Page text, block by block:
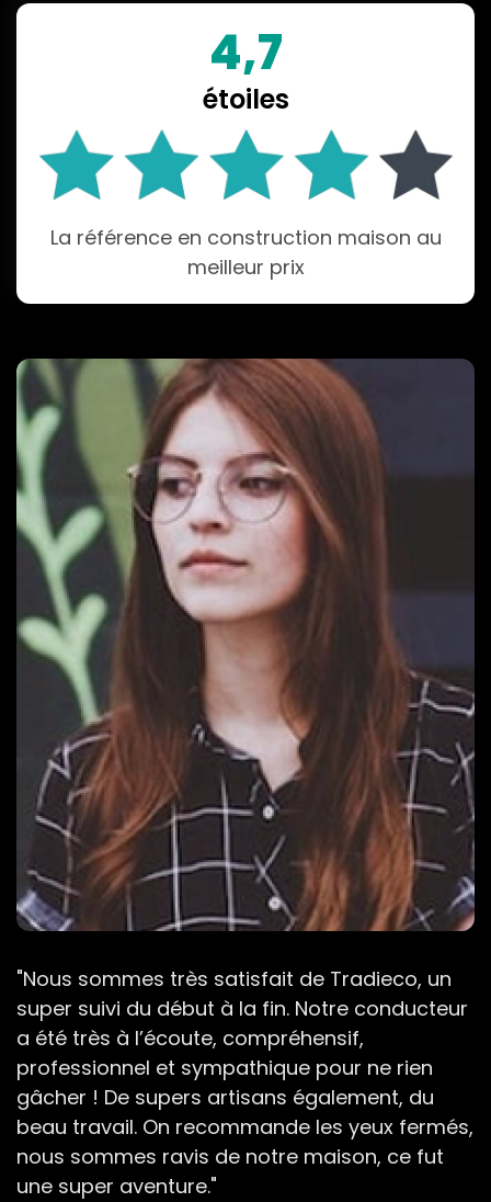
4,7
étoiles
La référence en construction maison au
meilleur prix
"Nous sommes très satisfait de Tradieco, un
super suivi du début à la fin. Notre conducteur
a été très à l’écoute, compréhensif,
professionnel et sympathique pour ne rien
gâcher ! De supers artisans également, du
beau travail. On recommande les yeux fermés,
nous sommes ravis de notre maison, ce fut
une super aventure."